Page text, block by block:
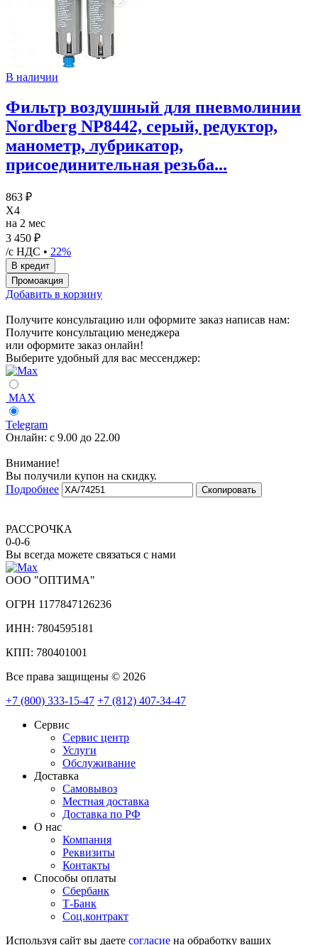
В наличии
Фильтр воздушный для пневмолинии
Nordberg NP8442, серый, редуктор,
манометр, лубрикатор,
присоединительная резьба...
863 ₽
X4
на 2 мес
3 450 ₽
/с НДС • 22%
Добавить в корзину
Получите консультацию или оформите заказ написав нам:
Получите консультацию менеджера
или оформите заказ онлайн!
Выберите удобный для вас мессенджер:
MAX
Telegram
Онлайн: с 9.00 до 22.00
Внимание!
Вы получили купон на скидку.
Подробнее
Скопировать
РАССРОЧКА
0-0-6
Вы всегда можете связаться с нами
ООО "ОПТИМА"
ОГРН 1177847126236
ИНН: 7804595181
КПП: 780401001
Все права защищены © 2026
+7 (800) 333-15-47 +7 (812) 407-34-47
Сервис
Сервис центр
Услуги
Обслуживание
Доставка
Самовывоз
Местная доставка
Доставка по РФ
О нас
Компания
Реквизиты
Контакты
Cпособы оплаты
Сбербанк
Т-Банк
Соц.контракт
Используя сайт вы даете согласие на обработку ваших